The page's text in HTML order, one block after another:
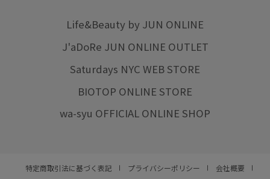
Life&Beauty by JUN ONLINE
J'aDoRe JUN ONLINE OUTLET
Saturdays NYC WEB STORE
BIOTOP ONLINE STORE
wa-syu OFFICIAL ONLINE SHOP
特定商取引法に基づく表記 プライバシーポリシー
会社概要